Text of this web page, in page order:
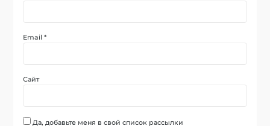
Email*
Сайт
Да, добавьте меня в свой список рассылки